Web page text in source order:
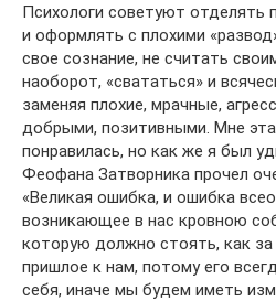
Психологи советуют отделять
и оформлять с плохими
свое сознание, не считать
наоборот, «свататься» и
заменяя плохие, мрачные,
добрыми, позитивными. Мне
понравилась, но как же я был
Феофана Затворника прочел
«Великая ошибка, и ошибка
возникающее в нас кровною
которую должно стоять, как за
пришлое к нам, потому его
себя, иначе мы будем иметь